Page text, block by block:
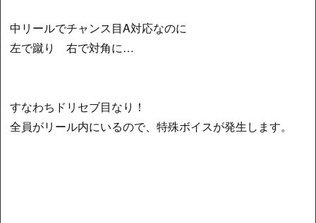
中リールでチャンス目A対応なのに
左で蹴り 右で対角に…
すなわちドリセブ目なり！
全員がリール内にいるので、特殊ボイスが発生します。